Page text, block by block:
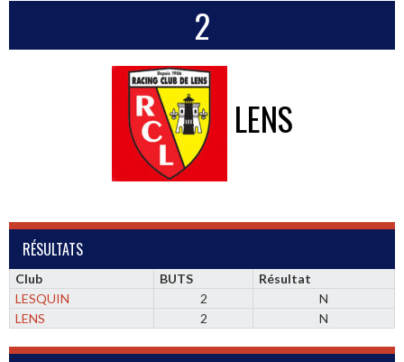
2
LENS
RÉSULTATS
Club BUTS
Résultat
LESQUIN
2
N
LENS
2 N